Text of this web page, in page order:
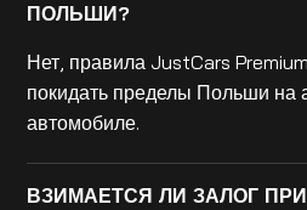
ПОЛЬШИ?
Нет, правила JustCars
покидать пределы Польши на
автомобиле.
ВЗИМАЕТСЯ ЛИ ЗАЛОГ